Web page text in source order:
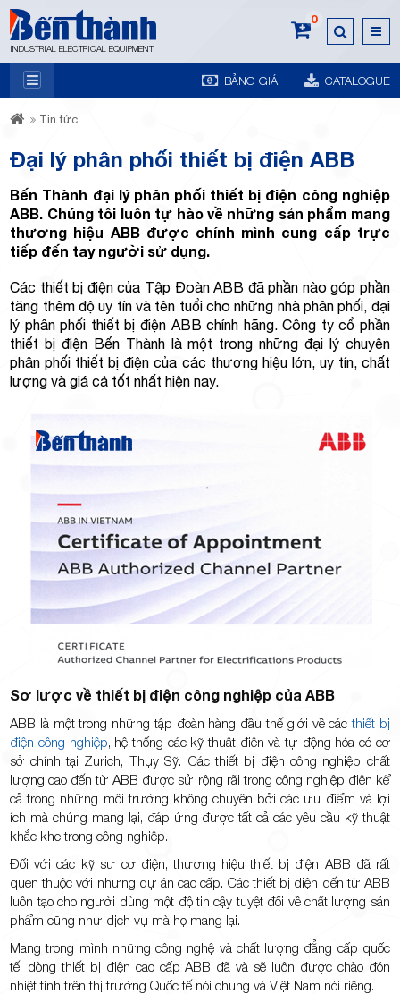
INDUSTRIAL ELECTRICAL EQUIPMENT
0
BẢNG GIÁ CATALOGUE
7A
Trương
Minh
Giảng,
phường
Hiệp Phú,
TP.Thủ
Tin tức
Đại lý phân phối thiết bị điện ABB
Bến Thành đại lý phân phối thiết bị điện công nghiệp
ABB. Chúng tôi luôn tự hào về những sản phẩm mang
thương hiệu ABB được chính mình cung cấp trực
tiếp đến tay người sử dụng.
Các thiết bị điện của Tập Đoàn ABB đã phần nào góp phần
tăng thêm độ uy tín và tên tuổi cho những nhà phân phối, đại
lý phân phối thiết bị điện ABB chính hãng. Công ty cổ phần
thiết bị điện Bến Thành là một trong những đại lý chuyên
phân phối thiết bị điện của các thương hiệu lớn, uy tín, chất
lượng và giá cả tốt nhất hiện nay.
Sơ lược về thiết bị điện công nghiệp của ABB
ABB là một trong những tập đoàn hàng đầu thế giới về cácthiết bị
điện công nghiệp, hệ thống các kỹ thuật điện và tự động hóa có cơ
sở chính tại Zurich, Thụy Sỹ. Các thiết bị điện công nghiệp chất
lượng cao đến từ ABB được sử rộng rãi trong công nghiệp điện kể
cả trong những môi trường không chuyên bởi các ưu điểm và lợi
ích mà chúng mang lại, đáp ứng được tất cả các yêu cầu kỹ thuật
khắc khe trong công nghiệp.
Đối với các kỹ sư cơ điện, thương hiệu thiết bị điện ABB đã rất
quen thuộc với những dự án cao cấp. Các thiết bị điện đến từ ABB
luôn tạo cho người dùng một độ tin cậy tuyệt đối về chất lượng sản
phẩm cũng như dịch vụ mà họ mang lại.
Mang trong mình những công nghệ và chất lượng đẳng cấp quốc
tế, dòng thiết bị điện cao cấp ABB đã và sẽ luôn được chào đón
nhiệt tình trên thị trường Quốc tế nói chung và Việt Nam nói riêng.